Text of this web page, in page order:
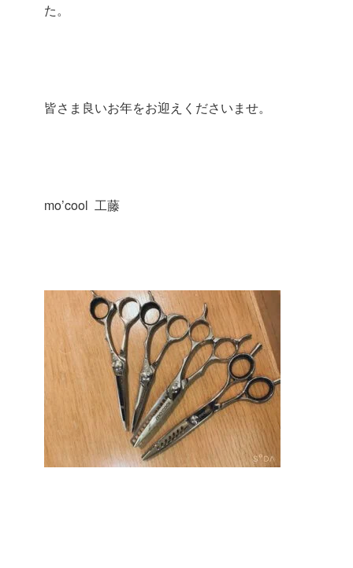
た。
皆さま良いお年をお迎えくださいませ。
mo’cool 工藤